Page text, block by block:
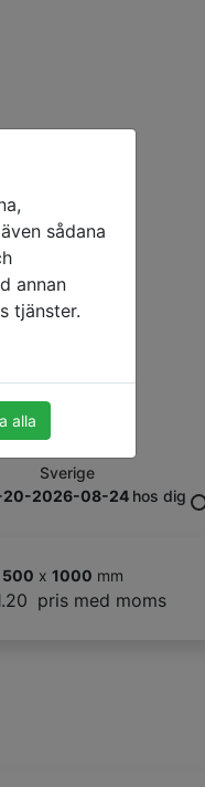
sådana
annan
tjänster.
alla
Sverige
2026-08-24 hos dig
500 x 1000 mm
pris med moms